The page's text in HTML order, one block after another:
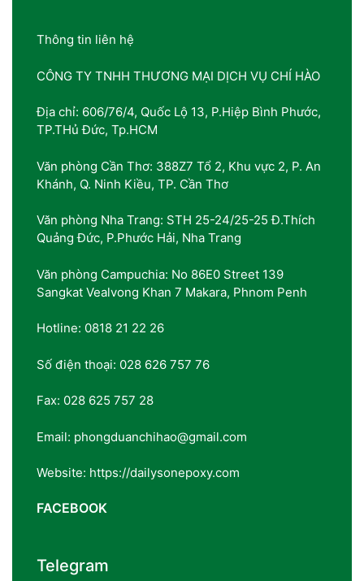
Thông tin liên hệ
CÔNG TY TNHH THƯƠNG MẠI DỊCH VỤ CHÍ HÀO
Địa chỉ: 606/76/4, Quốc Lộ 13, P.Hiệp Bình Phước,
TP.THủ Đức, Tp.HCM
Văn phòng Cần Thơ: 388Z7 Tổ 2, Khu vực 2, P. An
Khánh, Q. Ninh Kiều, TP. Cần Thơ
Văn phòng Nha Trang: STH 25-24/25-25 Đ.Thích
Quảng Đức, P.Phước Hải, Nha Trang
Văn phòng Campuchia: No 86E0 Street 139
Sangkat Vealvong Khan 7 Makara, Phnom Penh
Hotline: 0818 21 22 26
Số điện thoại: 028 626 757 76
Fax: 028 625 757 28
Email: phongduanchihao@gmail.com
Website: https://dailysonepoxy.com
FACEBOOK
Telegram